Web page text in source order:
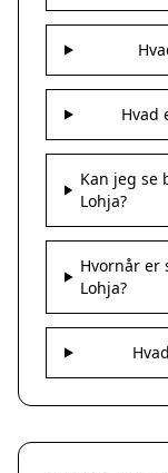
Hvad
Kan jeg se
Lohja?
Hvornår er
Lohja?